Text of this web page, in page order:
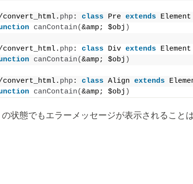
php : class Pre extends Element
canContain(&amp; $obj )
php : class Div extends Element
canContain(&amp; $obj )
php : class Align extends
canContain(&amp; $obj )
の状態でもエラーメッセージが表示されること